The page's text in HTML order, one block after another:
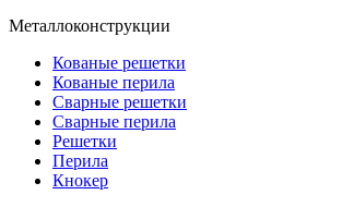
Металлоконструкции
Кованые решетки
Кованые перила
Сварные решетки
Сварные перила
Решетки
Перила
Кнокер